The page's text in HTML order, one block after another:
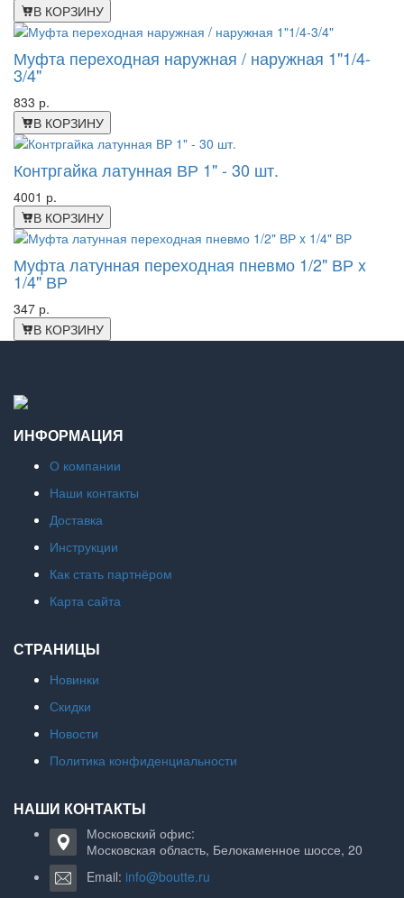
В КОРЗИНУ
Муфта переходная наружная / наружная 1"1/4-
3/4"
833 р.
В КОРЗИНУ
Контргайка латунная ВР 1" - 30 шт.
4001 р.
В КОРЗИНУ
Муфта латунная переходная пневмо 1/2" ВР x
1/4" ВР
347 р.
В КОРЗИНУ
ИНФОРМАЦИЯ
О компании
Наши контакты
Доставка
Инструкции
Как стать партнёром
Карта сайта
СТРАНИЦЫ
Новинки
Скидки
Новости
Политика конфиденциальности
НАШИ КОНТАКТЫ
Московский офис:
Московская область, Белокаменное шоссе, 20
Email: info@boutte.ru